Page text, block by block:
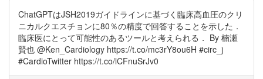
ChatGPTはJSH2019ガイドラインに基づく臨床高血圧のクリ
ニカルクエスチョンに80％の精度で回答することを示した．
臨床医にとって可能性のあるツールと考えられる． By 楠瀬
賢也 @Ken_Cardiology https://t.co/mc3rY8ou6H #circ_j
#CardioTwitter https://t.co/lCFnuSrJv0